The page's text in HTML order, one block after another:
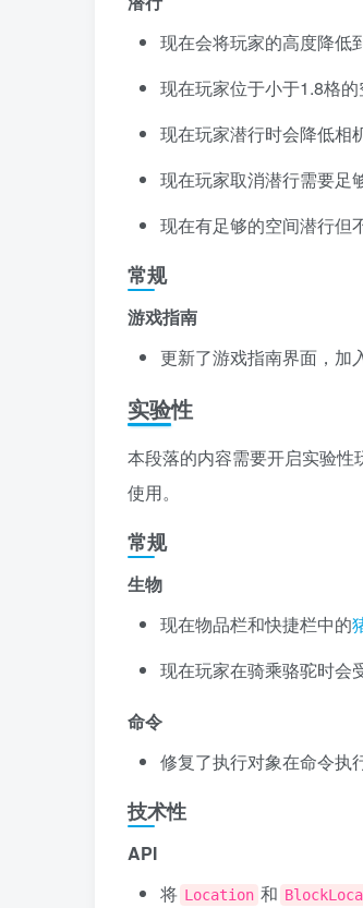
现在会将玩家的高度降低
现在玩家位于小于1.8格的
现在玩家潜行时会降低相
现在玩家取消潜行需要足
现在有足够的空间潜行但
常规
游戏指南
更新了游戏指南界面，加
实验性
本段落的内容需要开启实验性
使用。
常规
生物
现在物品栏和快捷栏中的
现在玩家在骑乘骆驼时会
命令
修复了执行对象在命令执
技术性
API
将 Location 和